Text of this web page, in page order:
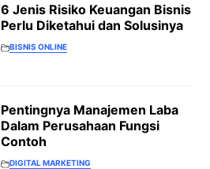
6 Jenis Risiko Keuangan Bisnis
Perlu Diketahui dan Solusinya
BISNIS ONLINE
Pentingnya Manajemen Laba
Dalam Perusahaan Fungsi
Contoh
DIGITAL MARKETING